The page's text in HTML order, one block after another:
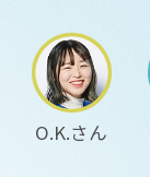
O.K.さん